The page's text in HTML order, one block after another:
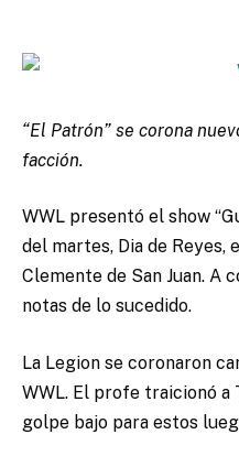
“El Patrón” se corona
facción.
WWL presentó el show
del martes, Dia de Reyes,
Clemente de San Juan. A
notas de lo sucedido.
La Legion se coronaron
WWL. El profe traicionó
golpe bajo para estos